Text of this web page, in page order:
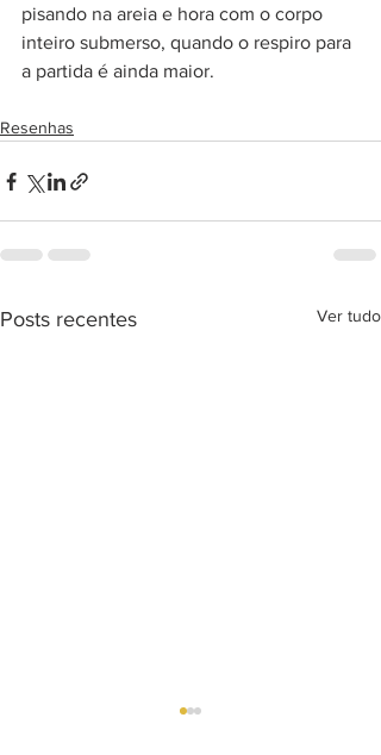
pisando na areia e hora com o corpo
inteiro submerso, quando o respiro para
a partida é ainda maior.⠀
Resenhas
Posts recentes Ver tudo